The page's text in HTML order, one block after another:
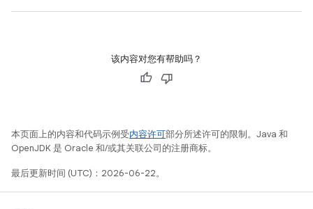
该内容对您有帮助吗？
本页面上的内容和代码示例受内容许可部分所述许可的限制。Java 和
OpenJDK 是 Oracle 和/或其关联公司的注册商标。
最后更新时间 (UTC)：2026-06-22。